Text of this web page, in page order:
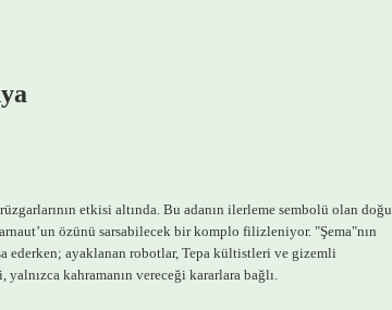
etkisi altında. Bu adanın ilerleme sembolü olan doğu
özünü sarsabilecek bir komplo filizleniyor. "Şema"nın
ederken; ayaklanan robotlar, Tepa kültistleri ve gizemli
kahramanın vereceği kararlara bağlı.